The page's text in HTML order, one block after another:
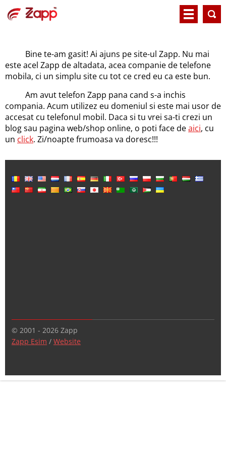
Bine te-am gasit! Ai ajuns pe site-ul Zapp. Nu mai
este acel Zapp de altadata, acea companie de telefone
mobila, ci un simplu site cu tot ce cred eu ca este bun.
Am avut telefon Zapp pana cand s-a inchis
compania. Acum utilizez eu domeniul si este mai usor de
accesat cu telefonul mobil. Daca si tu vrei sa-ti crezi un
blog sau pagina web/shop online, o poti face deaici, cu
un click. Zi/noapte frumoasa va doresc!!!
© 2001 - 2026 Zapp
Zapp Esim / Website